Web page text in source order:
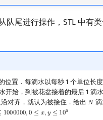
队尾进行操作，STL 中有
位置．每滴水以每秒 1 个单位长
开始，到被花盆接着的最后 1 滴
对齐，就认为被接住．给出 𝑁
N
1000000,0 ≤ 𝑥,𝑦 ≤ 106
0≤x,y≤106